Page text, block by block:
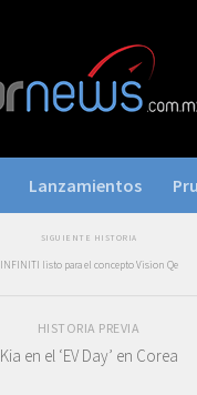
Lanzamientos
SIGUIENTE HISTORIA
INFINITI listo para el concepto Vision Qe
HISTORIA PREVIA
Kia en el ‘EV Day’ en Corea